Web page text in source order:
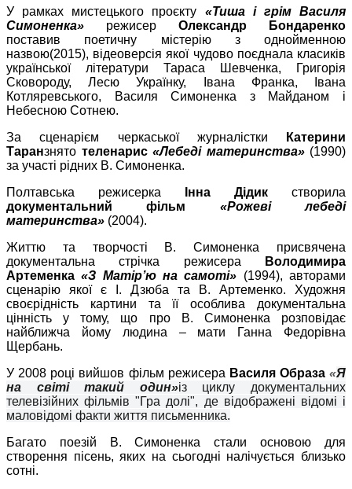
У рамках мистецького проєкту «Тиша і грім Василя
Симоненка» режисер Олександр Бондаренко
поставив поетичну містерію з однойменною
назвою(2015), відеоверсія якої чудово поєднала класиків
української літератури Тараса Шевченка, Григорія
Сковороду, Лесю Українку, Івана Франка, Івана
Котляревського, Василя Симоненка з Майданом і
Небесною Сотнею.
За сценарієм черкаської журналістки
Катерини
Таранзнято теленарис «Лебеді материнства» (1990)
за участі рідних В. Симоненка.
Полтавська режисерка
Інна Дідик створила
документальний фільм «Рожеві лебеді
материнства» (2004).
Життю та творчості В. Симоненка присвячена
документальна стрічка режисера
Володимира
Артеменка «З Матір’ю на самоті» (1994), авторами
сценарію якої є І. Дзюба та В. Артеменко. Художня
своєрідність картини та її особлива документальна
цінність у тому, що про
В. Симоненка розповідає
найближча йому людина – мати Ганна Федорівна
Щербань.
У 2008 році вийшов фільм режисера Василя Образа «Я
на світі такий один»із циклу документальних
телевізійних фільмів "Гра долі", де відображені відомі і
маловідомі факти життя письменника.
Багато поезій В. Симоненка стали основою для
створення пісень, яких на сьогодні налічується близько
сотні.